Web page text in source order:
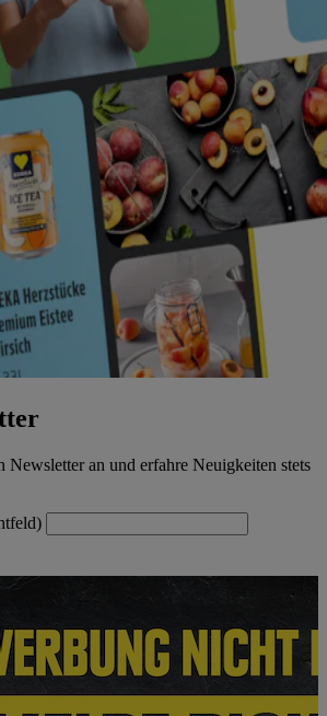
Newsletter an und erfahre Neuigkeiten stets